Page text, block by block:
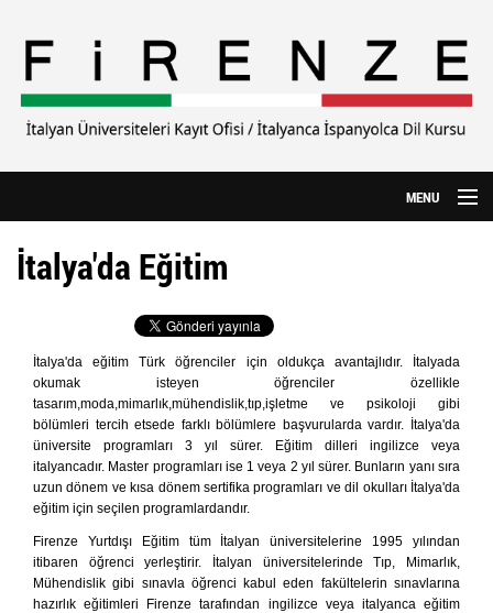
MENU
Anasayfa
Hakkımızda
Yurtdışı Eğitim
Özel Üniversiteler
İtalyanca Kursu
İspanyolca Kursu
Burs Yarışmaları
İtalya'da Eğitim
İtalya'da eğitim Türk öğrenciler için oldukça avantajlıdır. İtalyada
okumak isteyen öğrenciler özellikle
tasarım,moda,mimarlık,mühendislik,tıp,işletme ve psikoloji gibi
bölümleri tercih etsede farklı bölümlere başvurularda vardır. İtalya'da
üniversite programları 3 yıl sürer. Eğitim dilleri ingilizce veya
italyancadır. Master programları ise 1 veya 2 yıl sürer. Bunların yanı sıra
uzun dönem ve kısa dönem sertifika programları ve dil okulları İtalya'da
eğitim için seçilen programlardandır.
Firenze Yurtdışı Eğitim tüm İtalyan üniversitelerine 1995 yılından
itibaren öğrenci yerleştirir. İtalyan üniversitelerinde Tıp, Mimarlık,
Mühendislik gibi sınavla öğrenci kabul eden fakültelerin sınavlarına
hazırlık eğitimleri Firenze tarafından ingilizce veya italyanca eğitim